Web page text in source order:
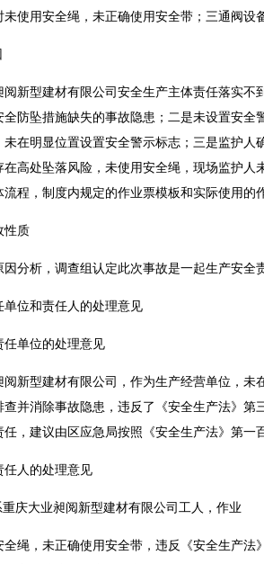
未使用安全绳，未正确使用安全带；三通阀设
阅新型建材有限公司安全生产主体责任落实不
全防坠措施缺失的事故隐患；二是未设置安全
未在明显位置设置安全警示标志；三是监护人
在高处坠落风险，未使用安全绳，现场监护人
程，制度内规定的作业票模板和实际使用的
性质
分析，调查组认定此次事故是一起生产安全
单位和责任人的处理意见
任单位的处理意见
阅新型建材有限公司，作为生产经营单位，未
查并消除事故隐患，违反了《安全生产法》第
，建议由区应急局按照《安全生产法》第一
任人的处理意见
庆大业昶阅新型建材有限公司工人，作业
全绳，未正确使用安全带，违反《安全生产法